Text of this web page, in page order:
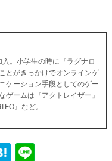
。小学生の時に『ラグナロ
とがきっかけでオンラインゲ
ケーション手段としてのゲー
ゲームは『アクトレイザー』
』など。